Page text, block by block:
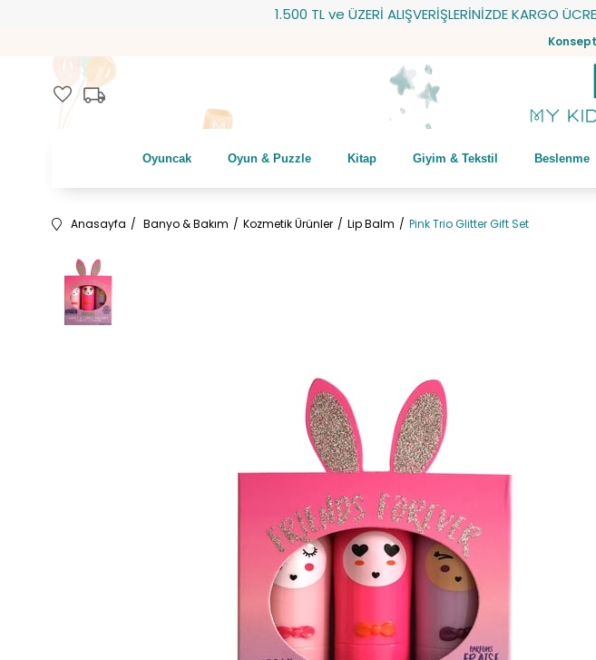
1.500 TL ve ÜZERİ ALIŞVERİŞLERİNİZDE KARGO ÜCRETSİZ!
favorite local_shipping
Oyuncak Oyun & Puzzle Kitap Giyim & Tekstil Beslenme
Anasayfa Banyo & Bakım Kozmetik Ürünler Lip Balm Pink Trio Glitter Gift Set